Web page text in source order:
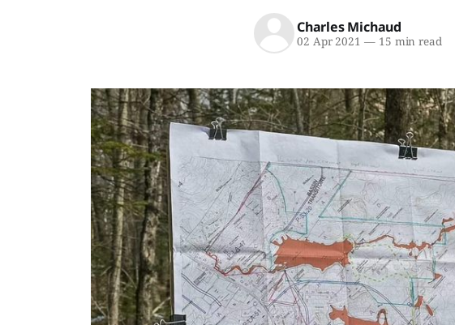
Charles Michaud
02 Apr 2021 —15 min read